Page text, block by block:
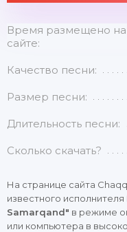
Время размещено на
сайте:
Качество песни:
Размер песни:
Длительность песни:
Сколько скачать?
На странице сайта
известного исполнителя
Samarqand" в режиме
или компьютера в